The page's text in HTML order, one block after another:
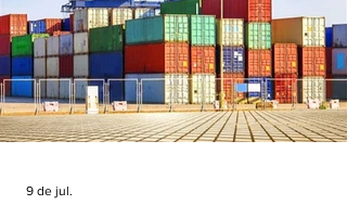
grandes meios de comunicação. Muito mais
do que um jornal ou um portal de notícias,
Ruralito tornou-se uma missão. Essa missão
nasceu do
9 de jul.